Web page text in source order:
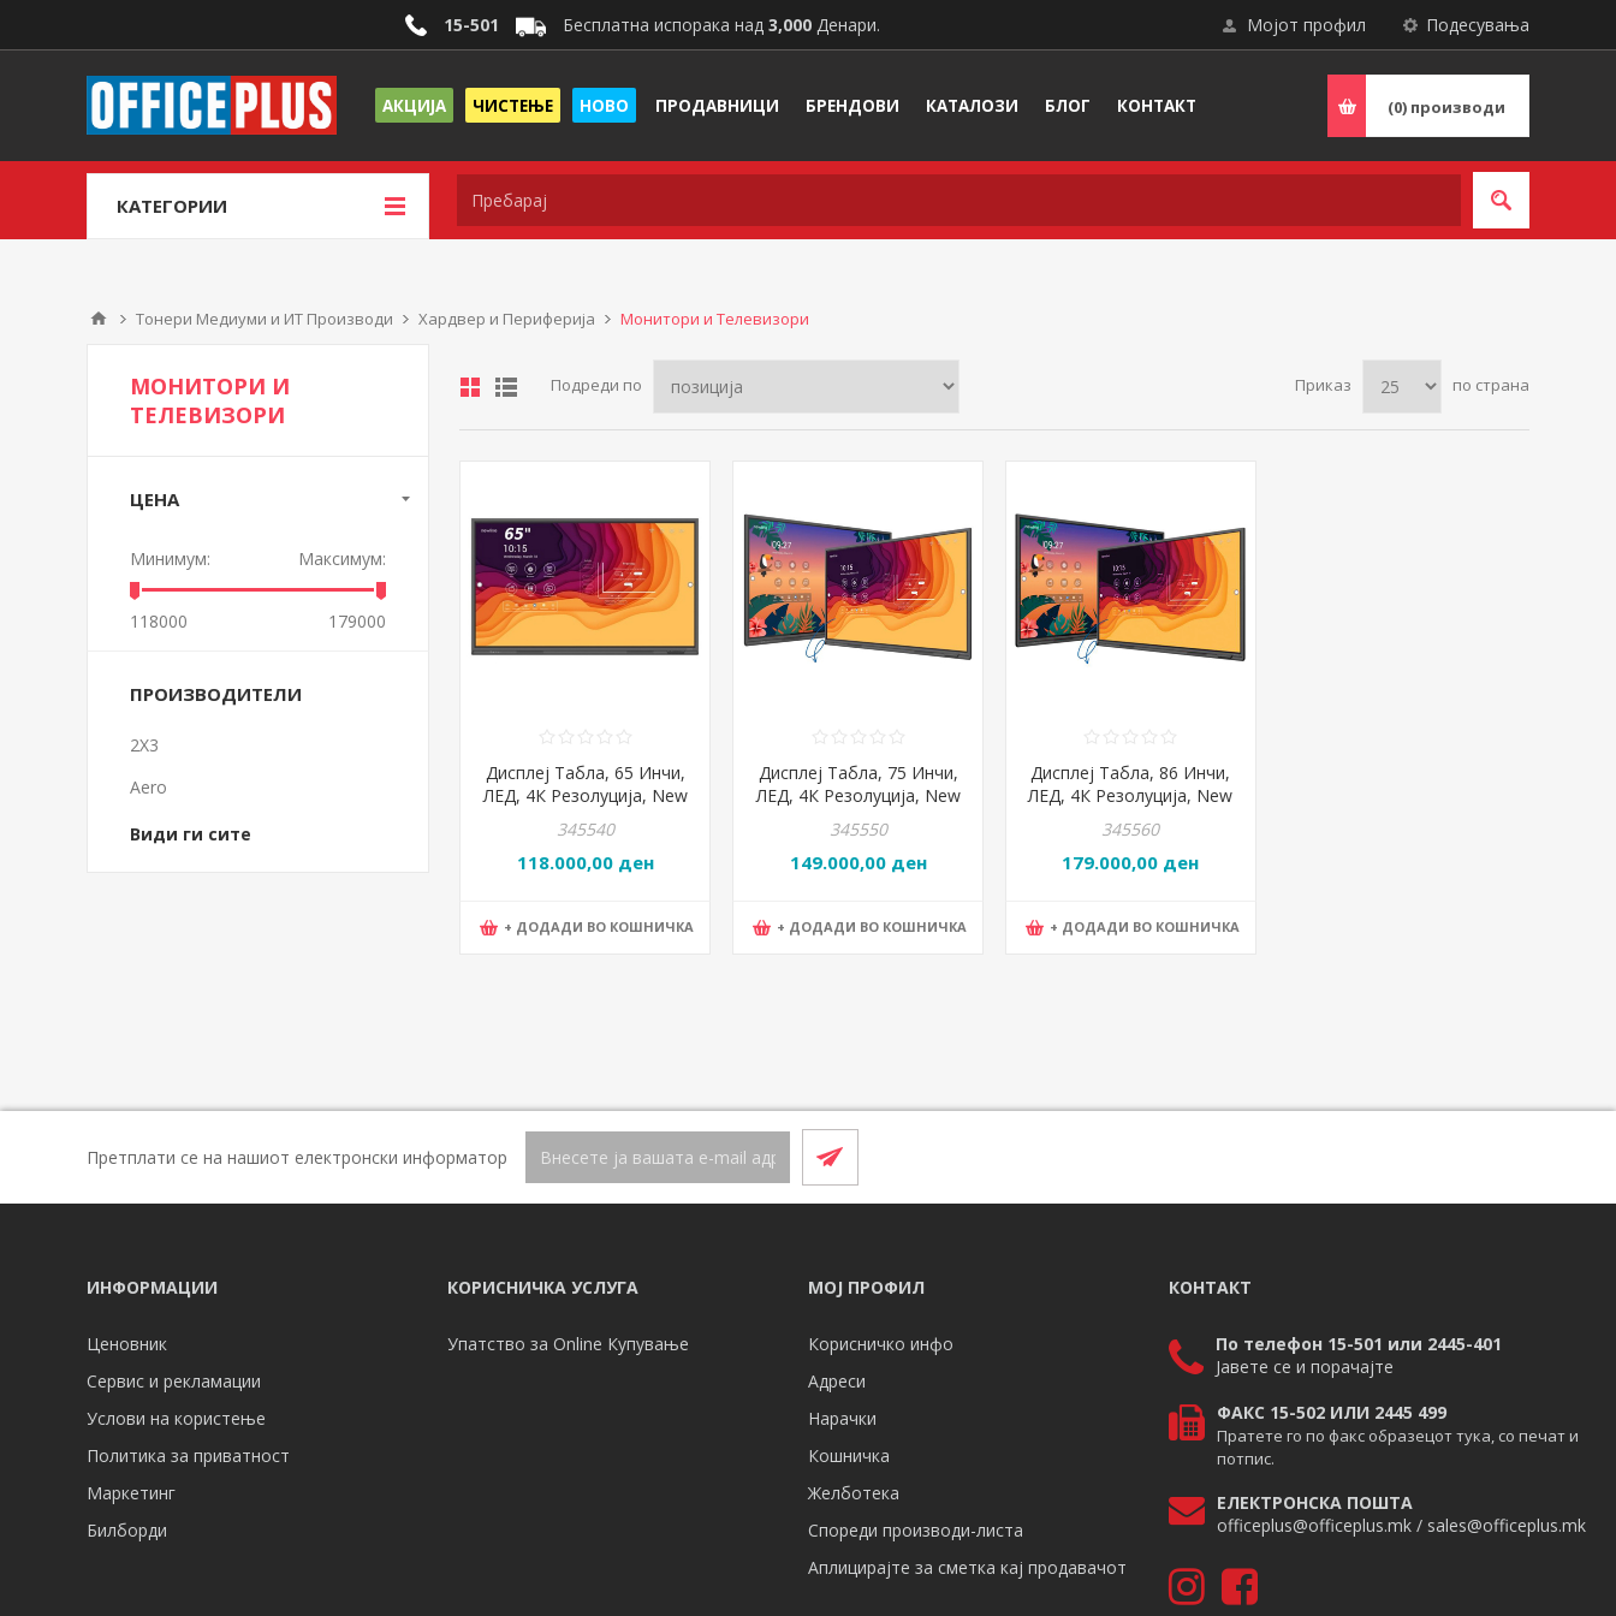
Подесувања
Мојот профил
15-501 Бесплатна испорака над 3,000 Денари.
АКЦИЈА ЧИСТЕЊЕ НОВО ПРОДАВНИЦИ БРЕНДОВИ КАТАЛОЗИ БЛОГ КОНТАКТ (0) производи
КАТЕГОРИИ
Тонери Медиуми и ИТ Производи Хардвер и Периферија Монитори и Телевизори
Подреди по Приказ по страна
Дисплеј Табла, 65 Инчи,
ЛЕД, 4К Резолуција, New
Line, TT-6523QAS, Црна
345540
118.000,00 ден
+ ДОДАДИ ВО КОШНИЧКА
Дисплеј Табла, 75 Инчи,
ЛЕД, 4К Резолуција, New
Line, TT-7523QAS, Црна
345550
149.000,00 ден
+ ДОДАДИ ВО КОШНИЧКА
Дисплеј Табла, 86 Инчи,
ЛЕД, 4К Резолуција, New
Line, TT-8623QAS, Црна
345560
179.000,00 ден
+ ДОДАДИ ВО КОШНИЧКА
МОНИТОРИ И
ТЕЛЕВИЗОРИ
ЦЕНА
Минимум: Максимум:
118000 179000
ПРОИЗВОДИТЕЛИ
2X3
Aero
Види ги сите
Претплати се на нашиот електронски информатор
ИНФОРМАЦИИ
Ценовник
Сервис и рекламации
Услови на користење
Политика за приватност
Маркетинг
Билборди
КОРИСНИЧКА УСЛУГА
Упатство за Online Купување
МОЈ ПРОФИЛ
Корисничко инфо
Адреси
Нарачки
Кошничка
Желботека
Спореди производи-листа
Аплицирајте за сметка кај продавачот
КОНТАКТ
По телефон 15-501 или 2445-401
Јавете се и порачајте
ФАКС 15-502 ИЛИ 2445 499
Пратете го по факс образецот тука, со печат и
потпис.
ЕЛЕКТРОНСКА ПОШТА
officeplus@officeplus.mk / sales@officeplus.mk